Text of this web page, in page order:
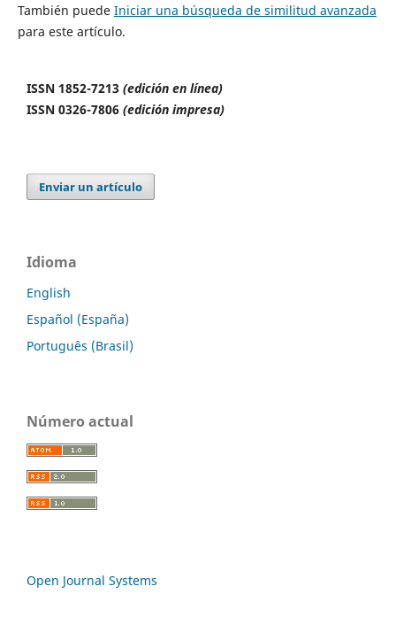
También puede Iniciar una búsqueda de similitud avanzada
para este artículo.
ISSN 1852-7213 (edición en línea)
ISSN 0326-7806 (edición impresa)
Enviar un artículo
Idioma
English
Español (España)
Português (Brasil)
Número actual
Open Journal Systems